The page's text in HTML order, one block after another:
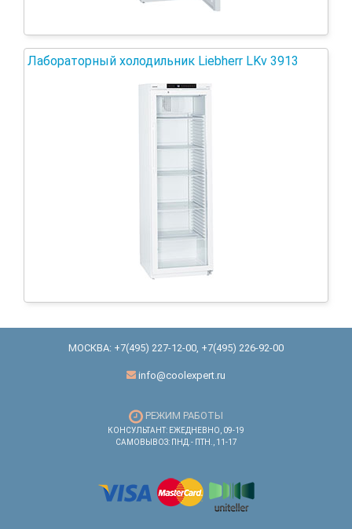
Лабораторный холодильник Liebherr LKv 3913
МОСКВА: +7(495) 227-12-00, +7(495) 226-92-00
info@coolexpert.ru
РЕЖИМ РАБОТЫ
КОНСУЛЬТАНТ: ЕЖЕДНЕВНО, 09-19
САМОВЫВОЗ: ПНД.- ПТН., 11-17